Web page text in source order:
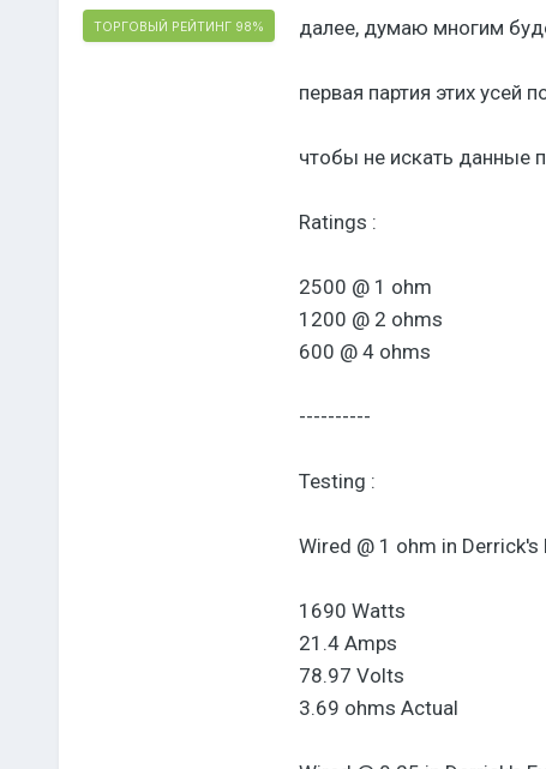
ТОРГОВЫЙ РЕЙТИНГ 98% далее, думаю многим
первая партия этих
чтобы не искать данные
Ratings :
2500 @ 1 ohm
1200 @ 2 ohms
600 @ 4 ohms
----------
Testing :
Wired @ 1 ohm in Derrick's
1690 Watts
21.4 Amps
78.97 Volts
3.69 ohms Actual